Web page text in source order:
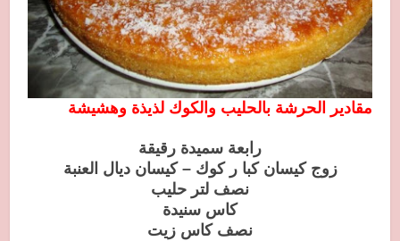
مقادير الحرشة بالحليب والكوك لذيذة وهشيشة
رابعة سميدة رقيقة
زوج كيسان كبا ر كوك – كيسان ديال العنبة
نصف لتر حليب
كاس سنيدة
نصف كاس زيت